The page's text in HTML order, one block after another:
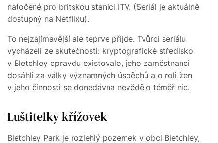
natočené pro britskou stanici ITV. (Seriál je aktuálně
dostupný na Netflixu).
To nejzajímavější ale teprve přijde. Tvůrci seriálu
vycházeli ze skutečnosti: kryptografické středisko
v Bletchley opravdu existovalo, jeho zaměstnanci
dosáhli za války významných úspěchů a o roli žen
v jeho činnosti se donedávna nevědělo téměř nic.
Luštitelky křížovek
Bletchley Park je rozlehlý pozemek v obci Bletchley,